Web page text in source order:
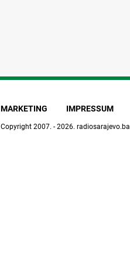
MARKETING IMPRESSUM
Copyright 2007. - 2026. radiosarajevo.ba